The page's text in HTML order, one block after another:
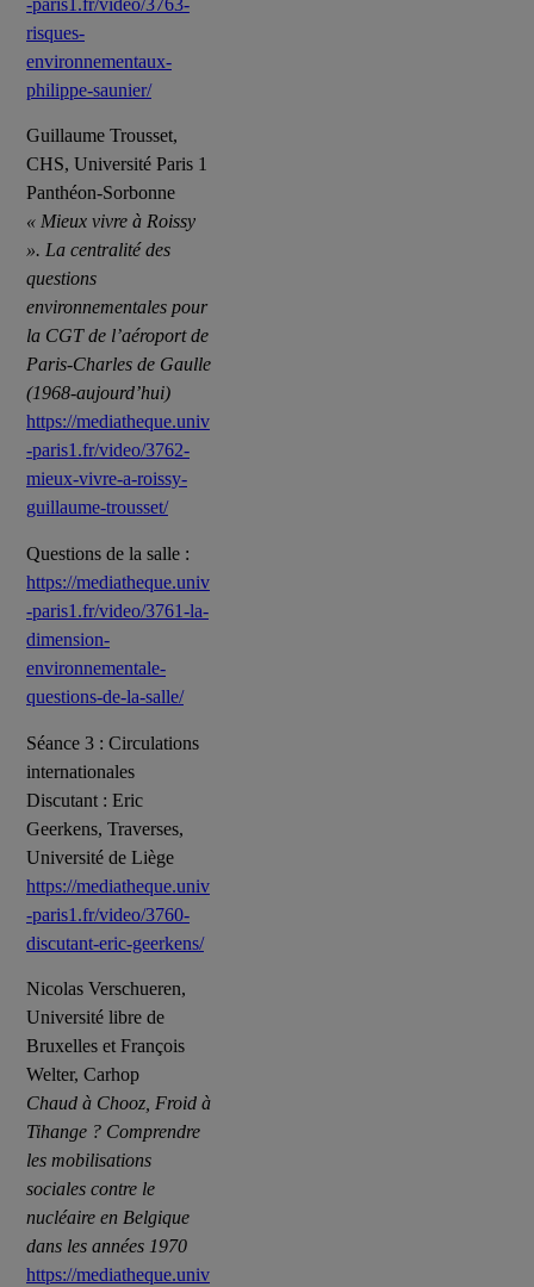
risques-
environnementaux-
philippe-saunier/
Guillaume Trousset,
CHS, Université Paris 1
Panthéon-Sorbonne
« Mieux vivre à Roissy
». La centralité des
questions
environnementales pour
la CGT de l’aéroport de
Paris-Charles de Gaulle
(1968-aujourd’hui)
https://mediatheque.univ
-paris1.fr/video/3762-
mieux-vivre-a-roissy-
guillaume-trousset/
Questions de la salle :
https://mediatheque.univ
-paris1.fr/video/3761-la-
dimension-
environnementale-
questions-de-la-salle/
Séance 3 : Circulations
internationales
Discutant : Eric
Geerkens, Traverses,
Université de Liège
https://mediatheque.univ
-paris1.fr/video/3760-
discutant-eric-geerkens/
Nicolas Verschueren,
Université libre de
Bruxelles et François
Welter, Carhop
Chaud à Chooz, Froid à
Tihange ? Comprendre
les mobilisations
sociales contre le
nucléaire en Belgique
dans les années 1970
https://mediatheque.univ